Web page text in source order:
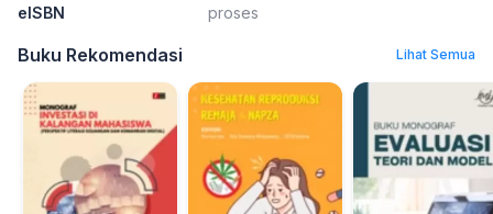
eISBN
proses
Buku Rekomendasi Lihat Semua